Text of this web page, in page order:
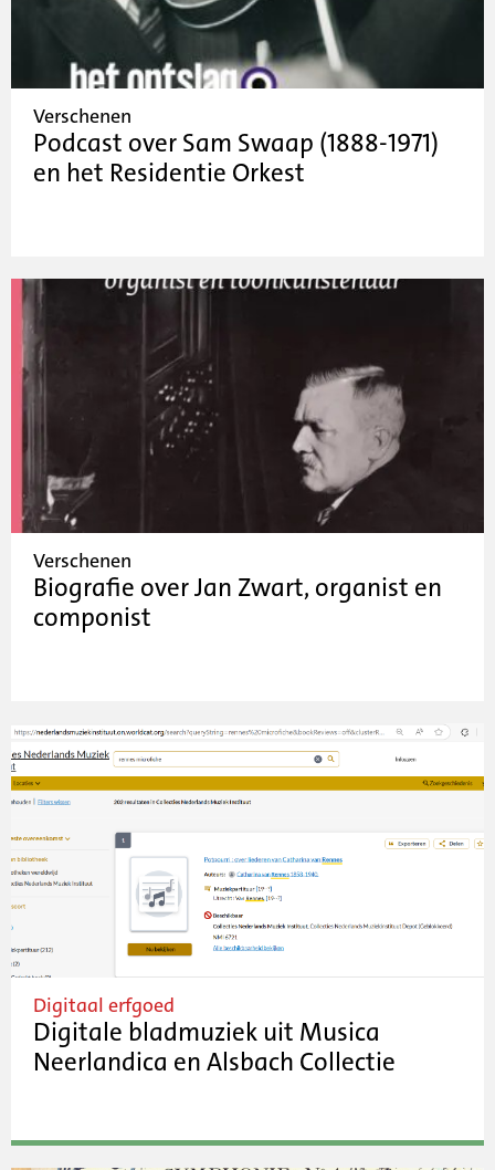
Verschenen
Podcast over Sam Swaap (1888-1971)
en het Residentie Orkest
Verschenen
Biografie over Jan Zwart, organist en
componist
Digitaal erfgoed
Digitale bladmuziek uit Musica
Neerlandica en Alsbach Collectie